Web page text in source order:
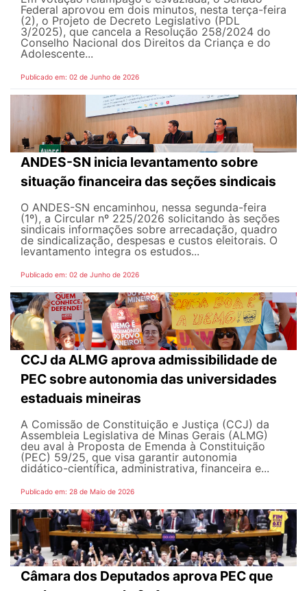
Federal aprovou em dois minutos, nesta terça-feira
(2), o Projeto de Decreto Legislativo (PDL
3/2025), que cancela a Resolução 258/2024 do
Conselho Nacional dos Direitos da Criança e do
Adolescente...
Publicado em: 02 de Junho de 2026
ANDES-SN inicia levantamento sobre
situação financeira das seções sindicais
O ANDES-SN encaminhou, nessa segunda-feira
(1º), a Circular nº 225/2026 solicitando às seções
sindicais informações sobre arrecadação, quadro
de sindicalização, despesas e custos eleitorais. O
levantamento integra os estudos...
Publicado em: 02 de Junho de 2026
CCJ da ALMG aprova admissibilidade de
PEC sobre autonomia das universidades
estaduais mineiras
A Comissão de Constituição e Justiça (CCJ) da
Assembleia Legislativa de Minas Gerais (ALMG)
deu aval à Proposta de Emenda à Constituição
(PEC) 59/25, que visa garantir autonomia
didático-científica, administrativa, financeira e...
Publicado em: 28 de Maio de 2026
Câmara dos Deputados aprova PEC que